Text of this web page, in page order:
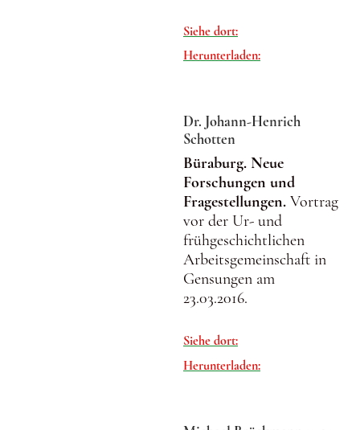
Siehe dort:
Herunterladen:
Dr. Johann-Henrich
Schotten
Büraburg. Neue
Forschungen und
Fragestellungen. Vortrag
vor der Ur- und
frühgeschichtlichen
Arbeitsgemeinschaft in
Gensungen am
23.03.2016.
Siehe dort:
Herunterladen: